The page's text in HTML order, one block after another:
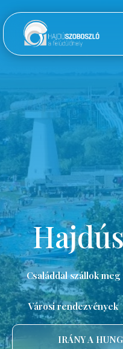
Családdal szállok meg
Városi rendezvények
IRÁNY A